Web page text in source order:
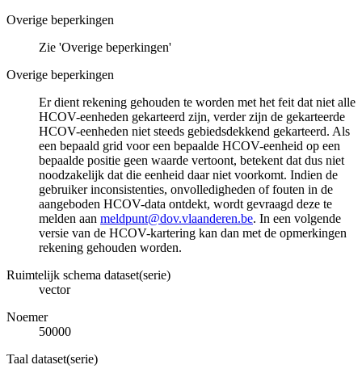
Overige beperkingen
Zie 'Overige beperkingen'
Overige beperkingen
Er dient rekening gehouden te worden met het feit dat niet alle
HCOV-eenheden gekarteerd zijn, verder zijn de gekarteerde
HCOV-eenheden niet steeds gebiedsdekkend gekarteerd. Als
een bepaald grid voor een bepaalde HCOV-eenheid op een
bepaalde positie geen waarde vertoont, betekent dat dus niet
noodzakelijk dat die eenheid daar niet voorkomt. Indien de
gebruiker inconsistenties, onvolledigheden of fouten in de
aangeboden HCOV-data ontdekt, wordt gevraagd deze te
melden aan meldpunt@dov.vlaanderen.be. In een volgende
versie van de HCOV-kartering kan dan met de opmerkingen
rekening gehouden worden.
Ruimtelijk schema dataset(serie)
vector
Noemer
50000
Taal dataset(serie)